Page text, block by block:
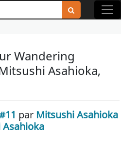
Wandering
Asahioka,
par Mitsushi Asahioka
Asahioka